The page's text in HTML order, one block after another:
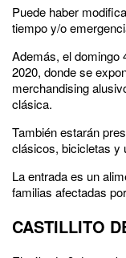
Puede haber
tiempo y/o
Además, el domingo
2020, donde se
merchandising
clásica.
También estarán
clásicos, bicicletas y
La entrada es un
familias afectadas
CASTILLITO